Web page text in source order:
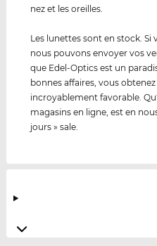
nez et les oreilles.
Les lunettes sont en stock.
nous pouvons envoyer vos
que Edel-Optics est un
bonnes affaires, vous
incroyablement favorable.
magasins en ligne, est en
jours » sale.